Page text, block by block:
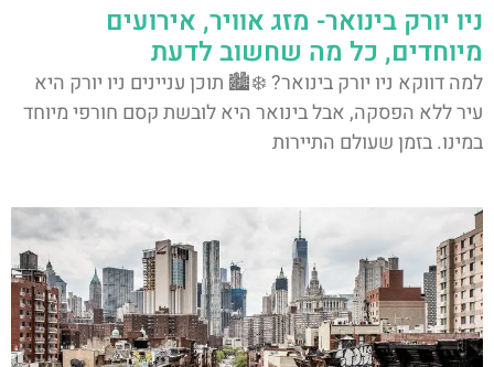
ניו יורק בינואר- מזג אוויר, אירועים
מיוחדים, כל מה שחשוב לדעת
למה דווקא ניו יורק בינואר? ❄️🏙️ תוכן עניינים ניו יורק היא
עיר ללא הפסקה, אבל בינואר היא לובשת קסם חורפי מיוחד
במינו. בזמן שעולם התיירות